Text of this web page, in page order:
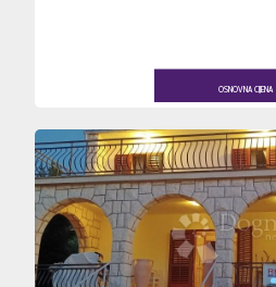
OSNOVNA CIJENA